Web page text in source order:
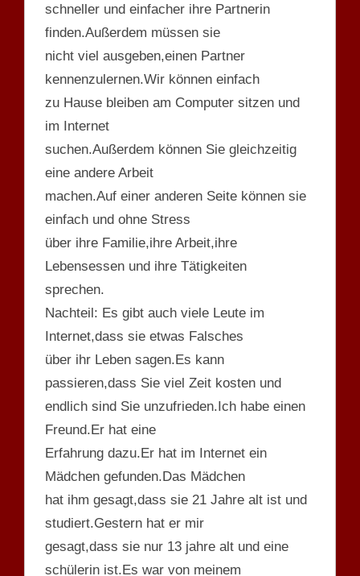
schneller und einfacher ihre Partnerin
finden.Außerdem müssen sie
nicht viel ausgeben,einen Partner
kennenzulernen.Wir können einfach
zu Hause bleiben am Computer sitzen und
im Internet
suchen.Außerdem können Sie gleichzeitig
eine andere Arbeit
machen.Auf einer anderen Seite können sie
einfach und ohne Stress
über ihre Familie,ihre Arbeit,ihre
Lebensessen und ihre Tätigkeiten
sprechen.
Nachteil: Es gibt auch viele Leute im
Internet,dass sie etwas Falsches
über ihr Leben sagen.Es kann
passieren,dass Sie viel Zeit kosten und
endlich sind Sie unzufrieden.Ich habe einen
Freund.Er hat eine
Erfahrung dazu.Er hat im Internet ein
Mädchen gefunden.Das Mädchen
hat ihm gesagt,dass sie 21 Jahre alt ist und
studiert.Gestern hat er mir
gesagt,dass sie nur 13 jahre alt und eine
schülerin ist.Es war von meinem